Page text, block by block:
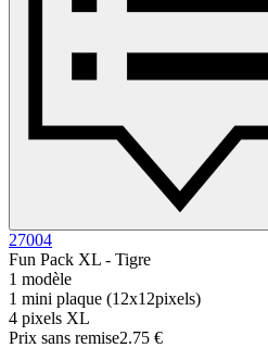
27004
Fun Pack XL - Tigre
1 modèle
1 mini plaque (12x12pixels)
4 pixels XL
Prix sans remise2.75 €